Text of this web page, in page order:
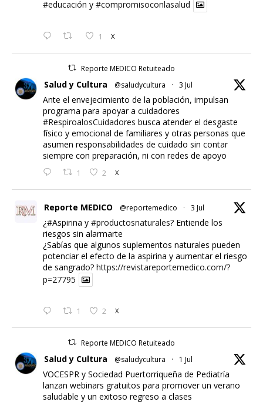
#educación y #compromisoconlasalud
1 X
Reporte MEDICO Retuiteado
Salud y Cultura @saludycultura · 3 Jul
Ante el envejecimiento de la población, impulsan
programa para apoyar a cuidadores
#RespiroalosCuidadores busca atender el desgaste
físico y emocional de familiares y otras personas que
asumen responsabilidades de cuidado sin contar
siempre con preparación, ni con redes de apoyo
1 2 X
Reporte MEDICO @reportemedico · 3 Jul
¿#Aspirina y #productosnaturales? Entiende los
riesgos sin alarmarte
¿Sabías que algunos suplementos naturales pueden
potenciar el efecto de la aspirina y aumentar el riesgo
de sangrado? https://revistareportemedico.com/?
p=27795
1 2 X
Reporte MEDICO Retuiteado
Salud y Cultura @saludycultura · 1 Jul
VOCESPR y Sociedad Puertorriqueña de Pediatría
lanzan webinars gratuitos para promover un verano
saludable y un exitoso regreso a clases